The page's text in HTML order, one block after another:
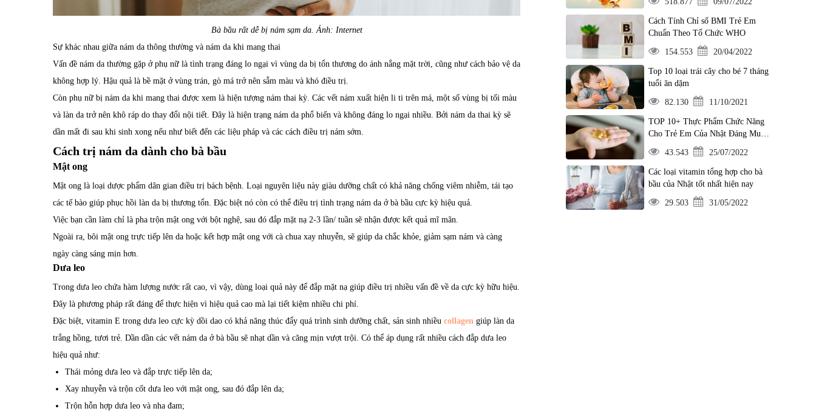
Bà bầu rất dễ bị nám sạm da. Ảnh: Internet
Sự khác nhau giữa nám da thông thường và nám da khi mang thai
Vấn đề nám da thường gặp ở phụ nữ là tình trạng đáng lo ngại vì vùng da bị tổn thương do ánh nắng mặt trời, cũng như cách bảo vệ da
không hợp lý. Hậu quả là bề mặt ở vùng trán, gò má trở nên sẫm màu và khó điều trị.
Còn phụ nữ bị nám da khi mang thai được xem là hiện tượng nám thai kỳ. Các vết nám xuất hiện li ti trên má, một số vùng bị tối màu
và làn da trở nên khô ráp do thay đổi nội tiết. Đây là hiện trạng nám da phổ biến và không đáng lo ngại nhiều. Bởi nám da thai kỳ sẽ
dần mất đi sau khi sinh xong nếu như biết đến các liệu pháp và các cách điều trị nám sớm.
Cách trị nám da dành cho bà bầu
Mật ong
Mật ong là loại dược phẩm dân gian điều trị bách bệnh. Loại nguyên liệu này giàu dưỡng chất có khả năng chống viêm nhiễm, tái tạo
các tế bào giúp phục hồi làn da bị thương tổn. Đặc biệt nó còn có thể điều trị tình trạng nám da ở bà bầu cực kỳ hiệu quả.
Việc bạn cần làm chỉ là pha trộn mật ong với bột nghệ, sau đó đắp mặt nạ 2-3 lần/ tuần sẽ nhận được kết quả mĩ mãn.
Ngoài ra, bôi mật ong trực tiếp lên da hoặc kết hợp mật ong với cà chua xay nhuyễn, sẽ giúp da chắc khỏe, giảm sạm nám và càng
ngày càng sáng mịn hơn.
Dưa leo
Trong dưa leo chứa hàm lượng nước rất cao, vì vậy, dùng loại quả này để đắp mặt nạ giúp điều trị nhiều vấn đề về da cực kỳ hữu hiệu.
Đây là phương pháp rất đáng để thực hiện vì hiệu quả cao mà lại tiết kiệm nhiều chi phí.
Đặc biệt, vitamin E trong dưa leo cực kỳ dồi dao có khả năng thúc đẩy quá trình sinh dưỡng chất, sản sinh nhiều collagen giúp làn da
trắng hồng, tươi trẻ. Dần dần các vết nám da ở bà bầu sẽ nhạt dần và căng mịn vượt trội. Có thể áp dụng rất nhiều cách đắp dưa leo
hiệu quả như:
Thái mỏng dưa leo và đắp trực tiếp lên da;
Xay nhuyễn và trộn cốt dưa leo với mật ong, sau đó đắp lên da;
Trộn hỗn hợp dưa leo và nha đam;
Cách Tính Chỉ số BMI Trẻ Em
Chuẩn Theo Tổ Chức WHO
154.553 20/04/2022
Top 10 loại trái cây cho bé 7 tháng
tuổi ăn dặm
82.130 11/10/2021
TOP 10+ Thực Phẩm Chức Năng
Cho Trẻ Em Của Nhật Đáng Mua
Nhất
43.543 25/07/2022
Các loại vitamin tổng hợp cho bà
bầu của Nhật tốt nhất hiện nay
29.503 31/05/2022